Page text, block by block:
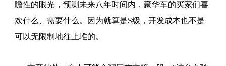
瞻性的眼光，预测未来八年时间内，豪华车的买家们喜
欢什么、需要什么。因为就算是S级，开发成本也不是
可以无限制地往上堆的。